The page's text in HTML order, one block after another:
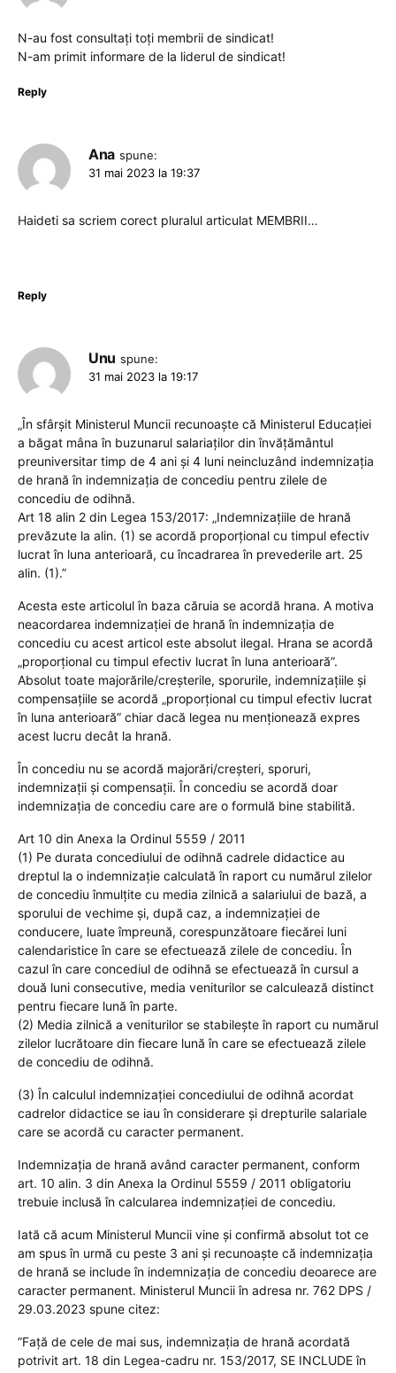
N-au fost consultați toți membrii de sindicat!
N-am primit informare de la liderul de sindicat!
Reply
Ana spune:
31 mai 2023 la 19:37
Haideti sa scriem corect pluralul articulat MEMBRII…
Reply
Unu spune:
31 mai 2023 la 19:17
„În sfârșit Ministerul Muncii recunoaște că Ministerul Educației
a băgat mâna în buzunarul salariaților din învățământul
preuniversitar timp de 4 ani și 4 luni neincluzând indemnizația
de hrană în indemnizația de concediu pentru zilele de
concediu de odihnă.
Art 18 alin 2 din Legea 153/2017: „Indemnizațiile de hrană
prevăzute la alin. (1) se acordă proporțional cu timpul efectiv
lucrat în luna anterioară, cu încadrarea în prevederile art. 25
alin. (1).”
Acesta este articolul în baza căruia se acordă hrana. A motiva
neacordarea indemnizaţiei de hrană în indemnizaţia de
concediu cu acest articol este absolut ilegal. Hrana se acordă
„proporțional cu timpul efectiv lucrat în luna anterioară”.
Absolut toate majorările/creșterile, sporurile, indemnizațiile și
compensațiile se acordă „proporțional cu timpul efectiv lucrat
în luna anterioară” chiar dacă legea nu menţionează expres
acest lucru decât la hrană.
În concediu nu se acordă majorări/creșteri, sporuri,
indemnizații și compensații. În concediu se acordă doar
indemnizaţia de concediu care are o formulă bine stabilită.
Art 10 din Anexa la Ordinul 5559 / 2011
(1) Pe durata concediului de odihnă cadrele didactice au
dreptul la o indemnizație calculată în raport cu numărul zilelor
de concediu înmulțite cu media zilnică a salariului de bază, a
sporului de vechime și, după caz, a indemnizației de
conducere, luate împreună, corespunzătoare fiecărei luni
calendaristice în care se efectuează zilele de concediu. În
cazul în care concediul de odihnă se efectuează în cursul a
două luni consecutive, media veniturilor se calculează distinct
pentru fiecare lună în parte.
(2) Media zilnică a veniturilor se stabilește în raport cu numărul
zilelor lucrătoare din fiecare lună în care se efectuează zilele
de concediu de odihnă.
(3) În calculul indemnizației concediului de odihnă acordat
cadrelor didactice se iau în considerare și drepturile salariale
care se acordă cu caracter permanent.
Indemnizaţia de hrană având caracter permanent, conform
art. 10 alin. 3 din Anexa la Ordinul 5559 / 2011 obligatoriu
trebuie inclusă în calcularea indemnizaţiei de concediu.
Iată că acum Ministerul Muncii vine și confirmă absolut tot ce
am spus în urmă cu peste 3 ani și recunoaște că indemnizația
de hrană se include în indemnizația de concediu deoarece are
caracter permanent. Ministerul Muncii în adresa nr. 762 DPS /
29.03.2023 spune citez:
”Față de cele de mai sus, indemnizația de hrană acordată
potrivit art. 18 din Legea-cadru nr. 153/2017, SE INCLUDE în